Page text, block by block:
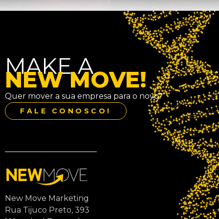
MAKE A
NEW MOVE!
Quer mover a sua empresa para o novo?
FALE CONOSCO!
New Move Marketing
Rua Tijuco Preto, 393